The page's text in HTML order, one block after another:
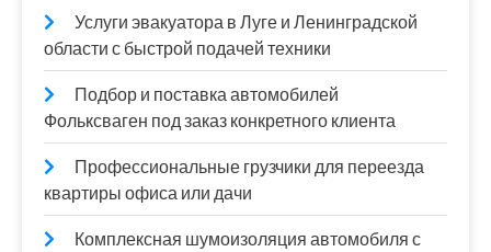
Услуги эвакуатора в Луге и Ленинградской
области с быстрой подачей техники
Подбор и поставка автомобилей
Фольксваген под заказ конкретного клиента
Профессиональные грузчики для переезда
квартиры офиса или дачи
Комплексная шумоизоляция автомобиля с